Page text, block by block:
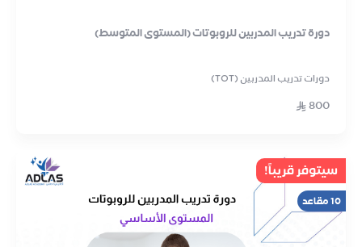
دورة تدريب المدربين للروبوتات (المستوى المتوسط)
دورات تدريب المدربين (TOT)
800
سيتوفر قريباً!
10 مقاعد